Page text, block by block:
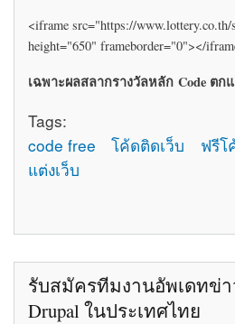
<iframe src="https://
height="650" frameborder="0"></
เฉพาะผลสลากรางวัลหลัก Code ตก
Tags:
code free
โค้ดติดเว็บ ฟรีโ
แต่งเว็บ
about โค้ดติดเว็บฟรี html โค้ดแ
รับสมัครทีมงานอัพเดทข่า
Drupal ในประเทศไทย